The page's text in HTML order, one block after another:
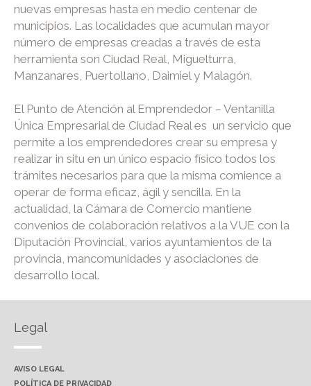
nuevas empresas hasta en medio centenar de
municipios. Las localidades que acumulan mayor
número de empresas creadas a través de esta
herramienta son Ciudad Real, Miguelturra,
Manzanares, Puertollano, Daimiel y Malagón.
El Punto de Atención al Emprendedor – Ventanilla
Única Empresarial de Ciudad Real es un servicio que
permite a los emprendedores crear su empresa y
realizar in situ en un único espacio físico todos los
trámites necesarios para que la misma comience a
operar de forma eficaz, ágil y sencilla. En la
actualidad, la Cámara de Comercio mantiene
convenios de colaboración relativos a la VUE con la
Diputación Provincial, varios ayuntamientos de la
provincia, mancomunidades y asociaciones de
desarrollo local.
Legal
AVISO LEGAL
POLÍTICA DE PRIVACIDAD